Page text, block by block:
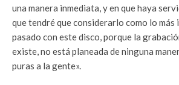
una manera inmediata, y en que haya
que tendré que considerarlo como lo más
pasado con este disco, porque la
existe, no está planeada de ninguna
puras a la gente».